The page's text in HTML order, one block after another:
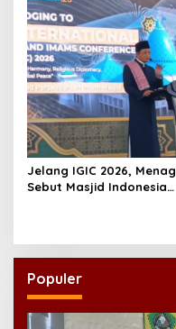
NU
Jelang IGIC 2026, Menag
Sebut Masjid Indonesia
Populer